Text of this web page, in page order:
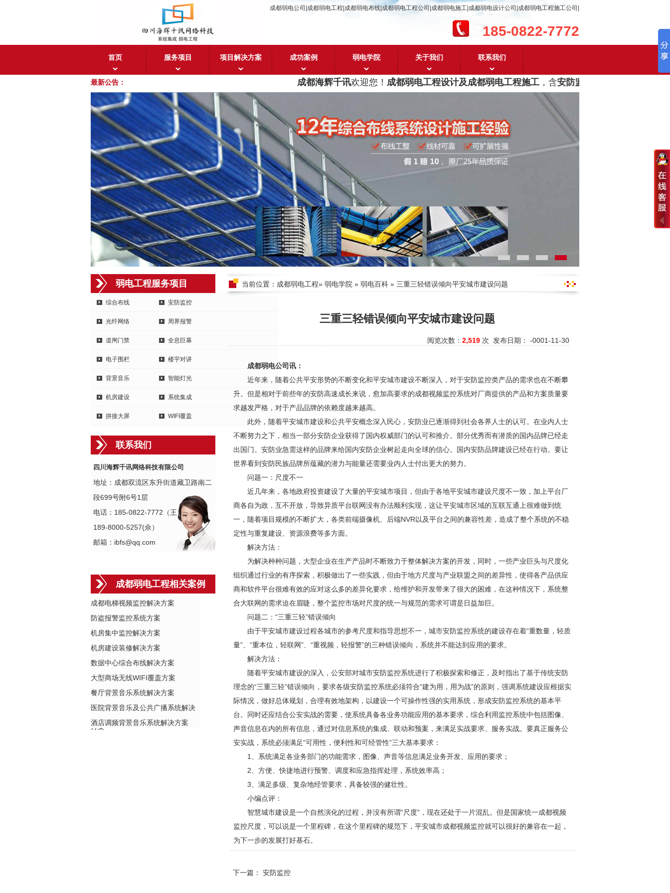
成都弱电公司|成都弱电工程|成都弱电布线|成都弱电工程公司|成都弱电施工|成都弱电设计公司|成都弱电工程施工公司|
185-0822-7772
首页 服务项目 项目解决方案 成功案例 弱电学院 关于我们 联系我们
最新公告： 成都海辉千讯欢迎您！成都弱电工程设计及成都弱电工程施工，含 安防监控，系统集成，综合布
弱电工程服务项目
综合布线 安防监控
光纤网络 周界报警
道闸门禁 全息巨幕
电子围栏 楼宇对讲
背景音乐 智能灯光
机房建设 系统集成
拼接大屏 WIFI覆盖
联系我们
四川海辉千讯网络科技有限公司
地址：成都双流区东升街道藏卫路南二
段699号附6号1层
电话：185-0822-7772（王）
189-8000-5257(佘）
邮箱：ibfs@qq.com
成都弱电工程相关案例
成都电梯视频监控解决方案
防盗报警监控系统方案
机房集中监控解决方案
机房建设装修解决方案
数据中心综合布线解决方案
大型商场无线WIFI覆盖方案
餐厅背景音乐系统解决方案
医院背景音乐及公共广播系统解决
方案
酒店调频背景音乐系统解决方案
当前位置： 成都弱电工程» 弱电学院 » 弱电百科 » 三重三轻错误倾向平安城市建设问题
三重三轻错误倾向平安城市建设问题
阅览次数： 2,519 次 发布日期： -0001-11-30
成都弱电公司讯：
近年来，随着公共平安形势的不断变化和平安城市建设不断深入，对于安防监控类产品的需求也在不断攀
升。但是相对于前些年的安防高速成长来说，愈加高要求的成都视频监控系统对厂商提供的产品和方案质量要
求越发严格，对于产品品牌的依赖度越来越高。
此外，随着平安城市建设和公共平安概念深入民心， 安防业已逐渐得到社会各界人士的认可。在业内人士
不断努力之下，相当一部分安防企业获得了国内权威部门的认可和推介。部分优秀而有潜质的国内品牌已经走
出国门。 安防业急需这样的品牌来给国内安防企业树起走向全球的信心。国内安防品牌建设已经在行动。要让
世界看到安防民族品牌所蕴藏的潜力与能量还需要业内人士付出更大的努力。
问题一：尺度不一
近几年来，各地政府投资建设了大量的平安城市项目，但由于各地平安城市建设尺度不一致，加上平台厂
商各自为政，互不开放，导致异质平台联网没有办法顺利实现，这让平安城市区域的互联互通上很难做到统
一，随着项目规模的不断扩大，各类前端摄像机、后端NVR以及平台之间的兼容性差，造成了整个系统的不稳
定性与重复建设、资源浪费等多方面。
解决方法：
为解决种种问题，大型企业在生产产品时不断致力于整体解决方案的开发，同时，一些产业巨头与尺度化
组织通过行业的有序探索，积极做出了一些实践，但由于地方尺度与产业联盟之间的差异性，使得各产品供应
商和软件平台很难有效的应对这么多的差异化要求，给维护和开发带来了很大的困难，在这种情况下，系统整
合大联网的需求迫在眉睫，整个监控市场对尺度的统一与规范的需求可谓是日益加巨。
问题二：“三重三轻”错误倾向
由于平安城市建设过程各城市的参考尺度和指导思想不一，城市安防监控系统的建设存在着“重数量，轻质
量”、“重本位，轻联网”、“重视频，轻报警”的三种错误倾向，系统并不能达到应用的要求。
解决方法：
随着平安城市建设的深入，公安部对城市安防监控系统进行了积极探索和修正，及时指出了基于传统安防
理念的“三重三轻”错误倾向，要求各级安防监控系统必须符合“建为用，用为战”的原则，强调系统建设应根据实
际情况，做好总体规划，合理有效地架构，以建设一个可操作性强的实用系统，形成安防监控系统的基本平
台。同时还应结合公安实战的需要，使系统具备各业务功能应用的基本要求，综合利用监控系统中包括图像、
声音信息在内的所有信息，通过对信息系统的集成、联动和预案，来满足实战要求、服务实战。要真正服务公
安实战，系统必须满足“可用性，便利性和可经管性”三大基本要求：
1、系统满足各业务部门的功能需求，图像、声音等信息满足业务开发、应用的要求；
2、方便、快捷地进行预警、调度和应急指挥处理，系统效率高；
3、满足多级、复杂地经管要求，具备较强的健壮性。
小编点评：
智慧城市建设是一个自然演化的过程，并没有所谓“尺度”，现在还处于一片混乱。但是国家统一成都视频
监控尺度，可以说是一个里程碑，在这个里程碑的规范下，平安城市成都视频监控就可以很好的兼容在一起，
为下一步的发展打好基石。
下一篇： 安防监控